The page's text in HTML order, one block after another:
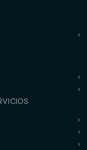
›
›
›
›
›
›